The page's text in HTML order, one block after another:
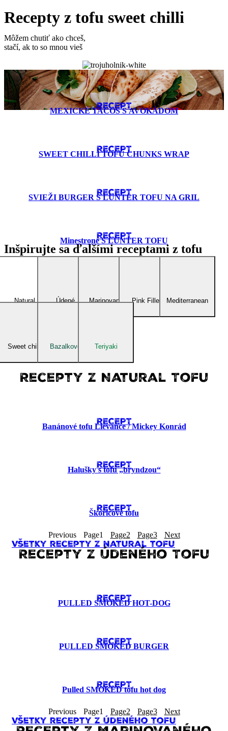
Recepty z tofu sweet chilli
Môžem chutiť ako chceš,
stačí, ak to so mnou vieš
RECEPT
MEXICKÉ TACOS S AVOKÁDOM
RECEPT
SWEET CHILLI TOFU CHUNKS WRAP
RECEPT
SVIEŽI BURGER S LUNTER TOFU NA GRIL
RECEPT
Minestrone S LUNTER TOFU
Inšpirujte sa ďalšími receptami z tofu
Natural Údené Marinované Pink Fillet Mediterranean
Sweet chilli Bazalkové Teriyaki
Recepty z Natural Tofu
RECEPT
Banánové tofu Lievance​ / Mickey Konrád
RECEPT
Halušky s tofu „bryndzou“
RECEPT
Škoricové tofu
Previous Page1 Page2 Page3 Next
Všetky recepty z natural tofu
Recepty z Údeného Tofu
RECEPT
PULLED SMOKED HOT-DOG
RECEPT
PULLED SMOKED BURGER
RECEPT
Pulled SMOKED tofu hot dog
Previous Page1 Page2 Page3 Next
Všetky recepty z Údeného tofu